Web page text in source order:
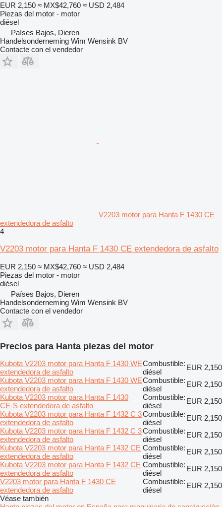
EUR 2,150 ≈ MX$42,760 ≈ USD 2,484
Piezas del motor - motor
diésel
Países Bajos, Dieren
Handelsonderneming Wim Wensink BV
Contacte con el vendedor
V2203 motor para Hanta F 1430 CE
extendedora de asfalto
4
V2203 motor para Hanta F 1430 CE extendedora de asfalto
EUR 2,150 ≈ MX$42,760 ≈ USD 2,484
Piezas del motor - motor
diésel
Países Bajos, Dieren
Handelsonderneming Wim Wensink BV
Contacte con el vendedor
Precios para Hanta piezas del motor
Kubota V2203 motor para Hanta F 1430 WE
extendedora de asfalto
Combustible:
diésel
EUR 2,150
Kubota V2203 motor para Hanta F 1430 WE
extendedora de asfalto
Combustible:
diésel
EUR 2,150
Kubota V2203 motor para Hanta F 1430
CE-S extendedora de asfalto
Combustible:
diésel
EUR 2,150
Kubota V2203 motor para Hanta F 1432 C 3
extendedora de asfalto
Combustible:
diésel
EUR 2,150
Kubota V2203 motor para Hanta F 1432 C 3
extendedora de asfalto
Combustible:
diésel
EUR 2,150
Kubota V2203 motor para Hanta F 1432 CE
extendedora de asfalto
Combustible:
diésel
EUR 2,150
Kubota V2203 motor para Hanta F 1432 CE
extendedora de asfalto
Combustible:
diésel
EUR 2,150
V2203 motor para Hanta F 1430 CE
extendedora de asfalto
Combustible:
diésel
EUR 2,150
Véase también